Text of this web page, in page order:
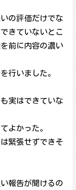
の評価だけでな
きていないとこ
前に内容の濃い
行いました。
実はできていな
よかった。
緊張せずできそ
報告が聞けるの